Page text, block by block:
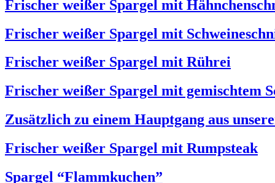
Frischer weißer Spargel mit
Frischer weißer Spargel mit
Frischer weißer Spargel mit Rührei
Frischer weißer Spargel mit gemischtem
Zusätzlich zu einem Hauptgang aus
Frischer weißer Spargel mit Rumpsteak
Spargel “Flammkuchen”